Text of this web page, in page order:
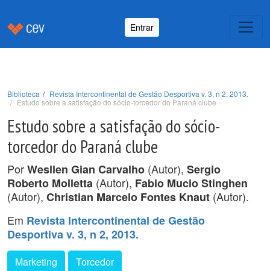
Entrar
Biblioteca
Revista Intercontinental de Gestão Desportiva v. 3, n 2, 2013.
Estudo sobre a satisfação do sócio-torcedor do Paraná clube
Estudo sobre a satisfação do sócio-
torcedor do Paraná clube
PorWesllen Gian Carvalho (Autor), Sergio
Roberto Molletta (Autor), Fabio Mucio Stinghen
(Autor), Christian Marcelo Fontes Knaut (Autor).
Em Revista Intercontinental de Gestão
Desportiva v. 3, n 2, 2013.
Marketing Torcedor